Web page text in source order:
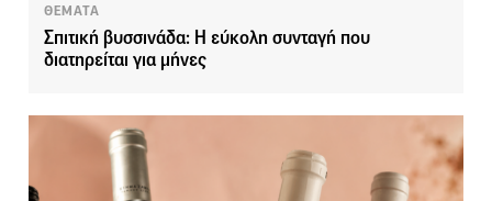
ΘΕΜΑΤΑ
Σπιτική βυσσινάδα: Η εύκολη συνταγή που
διατηρείται για μήνες